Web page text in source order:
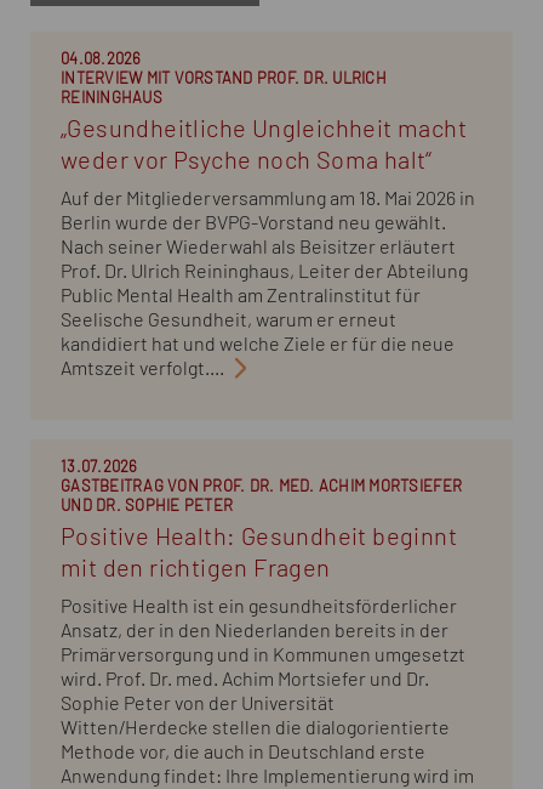
04.08.2026
INTERVIEW MIT VORSTAND PROF. DR. ULRICH
REININGHAUS
„Gesundheitliche Ungleichheit macht
weder vor Psyche noch Soma halt“
Auf der Mitgliederversammlung am 18. Mai 2026 in
Berlin wurde der BVPG-Vorstand neu gewählt.
Nach seiner Wiederwahl als Beisitzer erläutert
Prof. Dr. Ulrich Reininghaus, Leiter der Abteilung
Public Mental Health am Zentralinstitut für
Seelische Gesundheit, warum er erneut
kandidiert hat und welche Ziele er für die neue
Amtszeit verfolgt....
13.07.2026
GASTBEITRAG VON PROF. DR. MED. ACHIM MORTSIEFER
UND DR. SOPHIE PETER
Positive Health: Gesundheit beginnt
mit den richtigen Fragen
Positive Health ist ein gesundheitsförderlicher
Ansatz, der in den Niederlanden bereits in der
Primärversorgung und in Kommunen umgesetzt
wird. Prof. Dr. med. Achim Mortsiefer und Dr.
Sophie Peter von der Universität
Witten/Herdecke stellen die dialogorientierte
Methode vor, die auch in Deutschland erste
Anwendung findet: Ihre Implementierung wird im